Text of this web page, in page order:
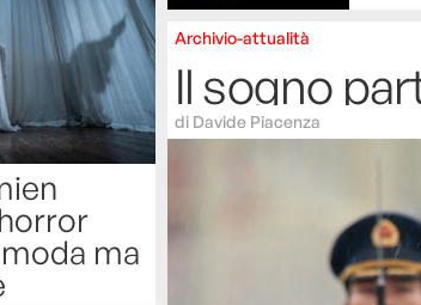
ma
Archivio-attualità
Il sogno
di Davide Piacenza